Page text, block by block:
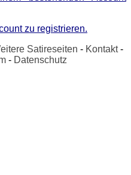
zu registrieren.
Satireseiten - Kontakt-
- Datenschutz